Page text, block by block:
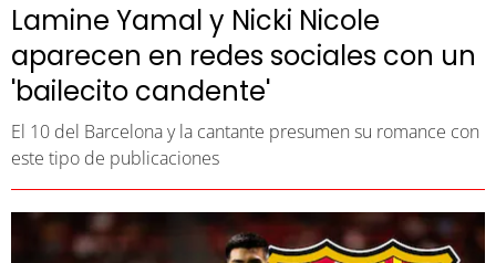
Lamine Yamal y Nicki Nicole
aparecen en redes sociales con un
'bailecito candente'
El 10 del Barcelona y la cantante presumen su romance con
este tipo de publicaciones